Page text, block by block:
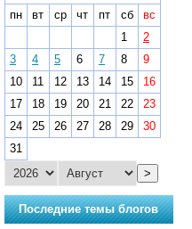
пн
вт ср чт пт сб
вс
1
2
3
4 5 6 7 8
9
10
11 12 13 14 15
16
17
18 19 20 21 22
23
24
25 26 27 28 29
30
31
>
Последние темы блогов